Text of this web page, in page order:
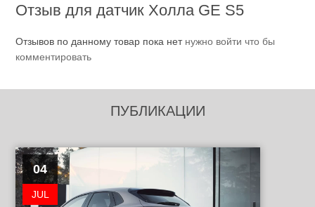
Отзыв для датчик Холла GE S5
Отзывов по данному товар пока нет нужно войти что бы
комментировать
ПУБЛИКАЦИИ
04
JUL